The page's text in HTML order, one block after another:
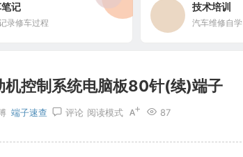
记
录修车过程
技术培训
汽车维修自学
控制系统电脑板80针(续)端子
端子速查 评论 87
阅读模式